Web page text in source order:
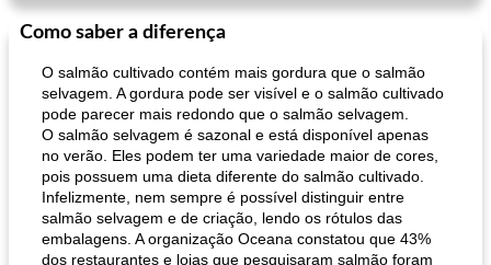
Como saber a diferença
O salmão cultivado contém mais gordura que o salmão
selvagem. A gordura pode ser visível e o salmão cultivado
pode parecer mais redondo que o salmão selvagem.
O salmão selvagem é sazonal e está disponível apenas
no verão. Eles podem ter uma variedade maior de cores,
pois possuem uma dieta diferente do salmão cultivado.
Infelizmente, nem sempre é possível distinguir entre
salmão selvagem e de criação, lendo os rótulos das
embalagens. A organização Oceana constatou que 43%
dos restaurantes e lojas que pesquisaram salmão foram